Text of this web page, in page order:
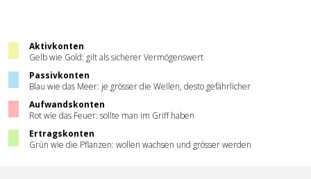
Aktivkonten
Gelb wie Gold: gilt als sicherer Vermögenswert
Passivkonten
Blau wie das Meer: je grösser die Wellen, desto gefährlicher
Aufwandskonten
Rot wie das Feuer: sollte man im Griff haben
Ertragskonten
Grün wie die Pflanzen: wollen wachsen und grösser werden